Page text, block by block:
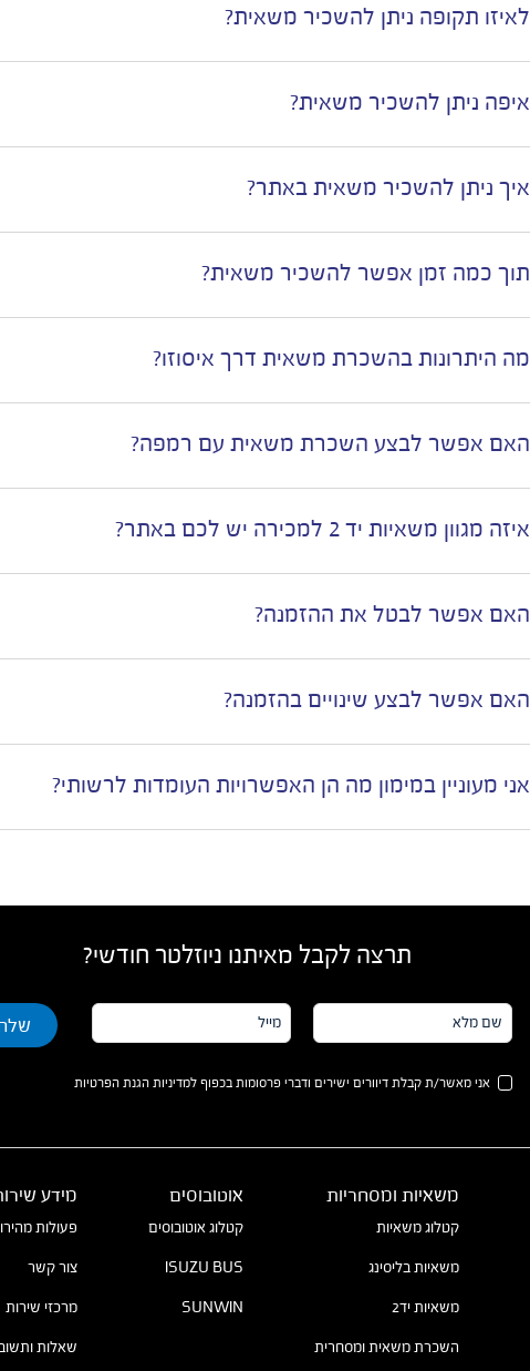
לאיזו תקופה ניתן להשכיר משאית?
איפה ניתן להשכיר משאית?
איך ניתן להשכיר משאית באתר?
תוך כמה זמן אפשר להשכיר משאית?
מה היתרונות בהשכרת משאית דרך איסוזו?
האם אפשר לבצע השכרת משאית עם רמפה?
איזה מגוון משאיות יד 2 למכירה יש לכם באתר?
האם אפשר לבטל את ההזמנה?
האם אפשר לבצע שינויים בהזמנה?
אני מעוניין במימון מה הן האפשרויות העומדות לרשותי?
תרצה לקבל מאיתנו ניוזלטר חודשי?
שם
מלא*
מייל*
אני מאשר/ת קבלת דיוורים ישירים ודברי פרסומות בכפוף למדיניות הגנת הפרטיות
משאיות ומסחריות
קטלוג משאיות
משאיות בליסינג
משאיות יד2
השכרת משאית ומסחרית
אוטובוסים
קטלוג אוטובוסים
ISUZU BUS
SUNWIN
מידע
פעולות
צור קשר
מרכזי שירות
שאלות